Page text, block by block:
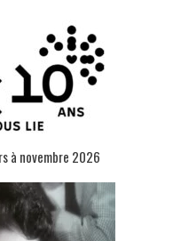
à novembre 2026